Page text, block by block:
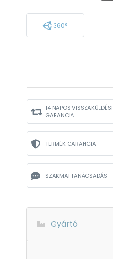
360°
14 NAPOS VISSZAKÜLDÉSI
GARANCIA
TERMÉK GARANCIA
SZAKMAI TANÁCSADÁS
Gyártó